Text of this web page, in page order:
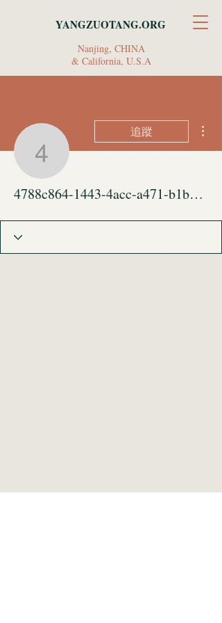
Nanjing, CHINA
& California, U.S.A
YANGZUOTANG.ORG
4788c864-
追蹤
4788c864-1443-4acc-a471-b1b97d6de063